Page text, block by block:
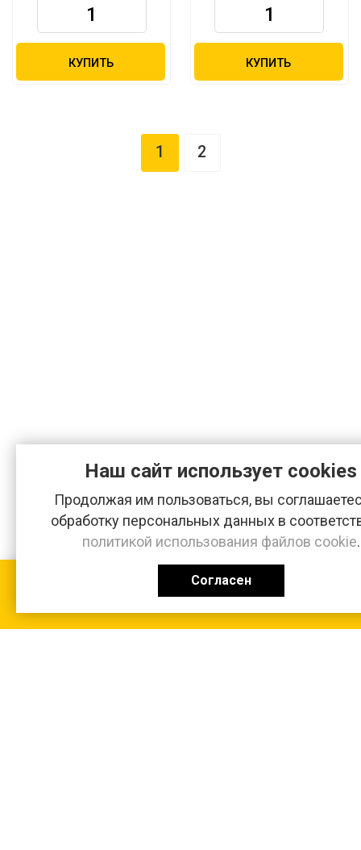
КУПИТЬ КУПИТЬ
1 2
Наш сайт использует cookies
Продолжая им пользоваться, вы
обработку персональных данных в
политикой использования файлов cookie.
Согласен